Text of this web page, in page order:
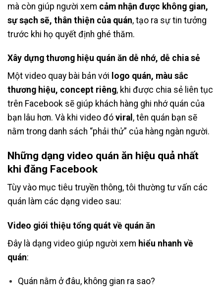
mà còn giúp người xem cảm nhận được không gian,
sự sạch sẽ, thân thiện của quán, tạo ra sự tin tưởng
trước khi họ quyết định ghé thăm.
Xây dựng thương hiệu quán ăn dễ nhớ, dễ chia sẻ
Một video quay bài bản với logo quán, màu sắc
thương hiệu, concept riêng, khi được chia sẻ liên tục
trên Facebook sẽ giúp khách hàng ghi nhớ quán của
bạn lâu hơn. Và khi video đó viral , tên quán bạn sẽ
nằm trong danh sách “phải thử” của hàng ngàn người.
Những dạng video quán ăn hiệu quả nhất
khi đăng Facebook
Tùy vào mục tiêu truyền thông, tôi thường tư vấn các
quán làm các dạng video sau:
Video giới thiệu tổng quát về quán ăn
Đây là dạng video giúp người xem hiểu nhanh về
quán:
Quán nằm ở đâu, không gian ra sao?